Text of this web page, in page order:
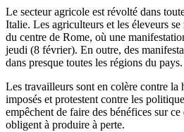
Le secteur agricole est révolté dans
Italie. Les agriculteurs et les éleveurs
du centre de Rome, où une
jeudi (8 février). En outre, des
dans presque toutes les régions du pays.
Les travailleurs sont en colère contre la
imposés et protestent contre les
empêchent de faire des bénéfices sur
obligent à produire à perte.